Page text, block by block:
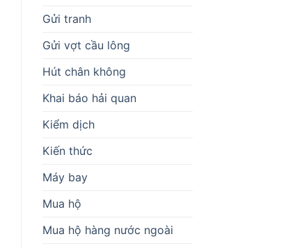
Gửi tranh
Gửi vợt cầu lông
Hút chân không
Khai báo hải quan
Kiểm dịch
Kiến thức
Máy bay
Mua hộ
Mua hộ hàng nước ngoài